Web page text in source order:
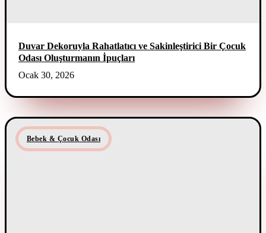
Duvar Dekoruyla Rahatlatıcı ve Sakinleştirici Bir Çocuk
Odası Oluşturmanın İpuçları
Ocak 30, 2026
Bebek & Çocuk Odası